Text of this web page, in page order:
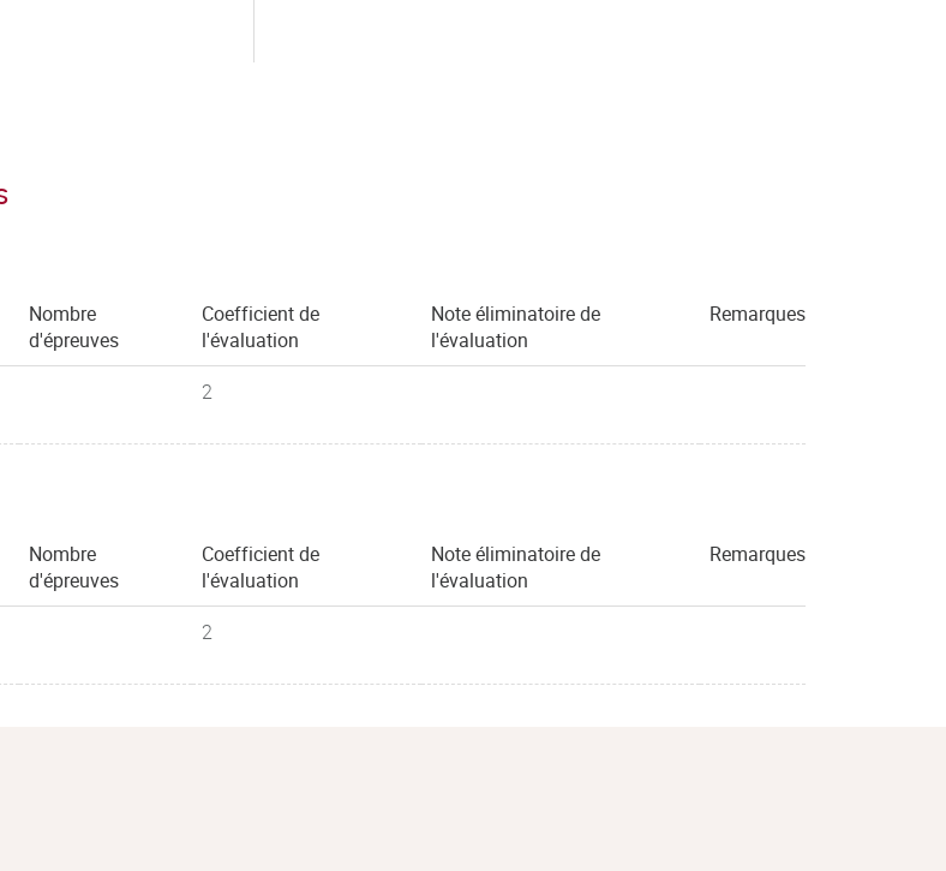
de la
Nombre
d'épreuves
Coefficient de
l'évaluation
Note éliminatoire de
l'évaluation
Remarques
2
Nombre
d'épreuves
Coefficient de
l'évaluation
Note éliminatoire de
l'évaluation
Remarques
2